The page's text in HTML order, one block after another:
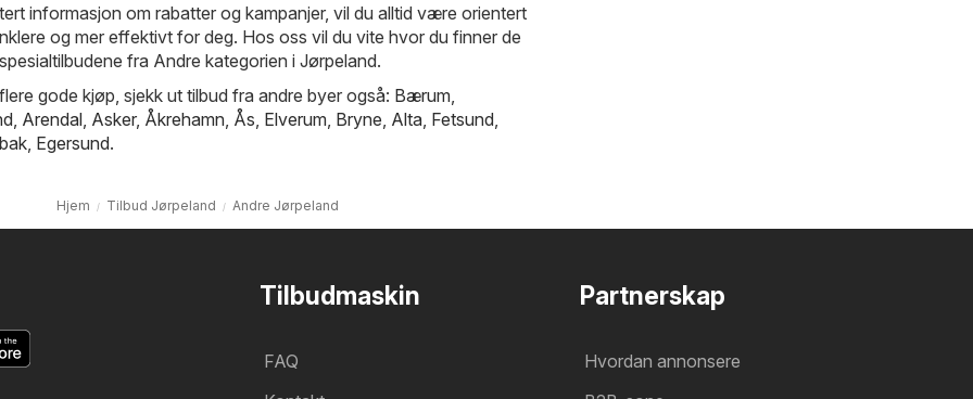
informasjon om rabatter og kampanjer, vil du alltid være orientert
og mer effektivt for deg. Hos oss vil du vite hvor du finner de
fra Andre kategorien i Jørpeland.
gode kjøp, sjekk ut tilbud fra andre byer også: Bærum
Arendal Asker, Åkrehamn Ås Elverum Bryne Alta Fetsund
Egersund.
Hjem Tilbud Jørpeland Andre Jørpeland
Tilbudmaskin
FAQ
Partnerskap
Hvordan annonsere